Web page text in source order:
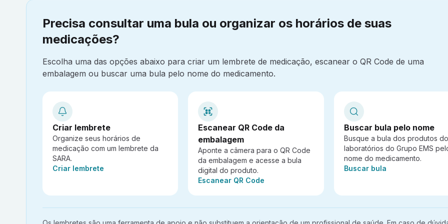
Precisa consultar uma bula ou organizar os horários de suas
medicações?
Escolha uma das opções abaixo para criar um lembrete de medicação, escanear o QR Code de uma
embalagem ou buscar uma bula pelo nome do medicamento.
Criar lembrete
Organize seus horários de
medicação com um lembrete da
SARA.
Ação:
Criar lembrete
Escanear QR Code da
embalagem
Aponte a câmera para o QR Code
da embalagem e acesse a bula
digital do produto.
Ação:
Escanear QR Code
Buscar bula pelo nome
Busque a bula dos produtos
laboratórios do Grupo EMS
nome do medicamento.
Ação:
Buscar bula